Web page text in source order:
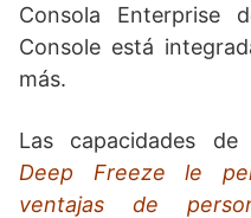
Consola Enterprise
Console está
más.
Las capacidades
Deep Freeze le
ventajas de